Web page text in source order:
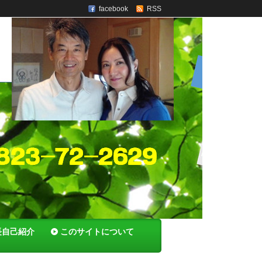
facebook RSS
自己紹介 このサイトについて